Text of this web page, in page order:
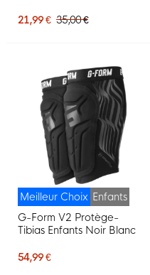
21,99 € 35,00 €
Meilleur Choix Enfants
G-Form V2 Protège-
Tibias Enfants Noir Blanc
54,99 €